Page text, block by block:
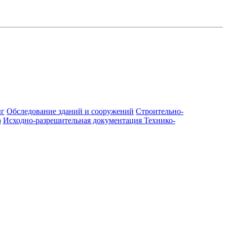
Обследование зданий и сооружений Строительно-
Исходно-разрешительная документация Технико-